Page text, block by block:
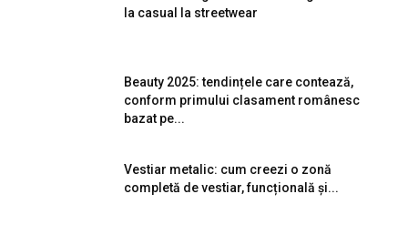
la casual la streetwear
Beauty 2025: tendințele care contează,
conform primului clasament românesc
bazat pe...
Vestiar metalic: cum creezi o zonă
completă de vestiar, funcțională și...